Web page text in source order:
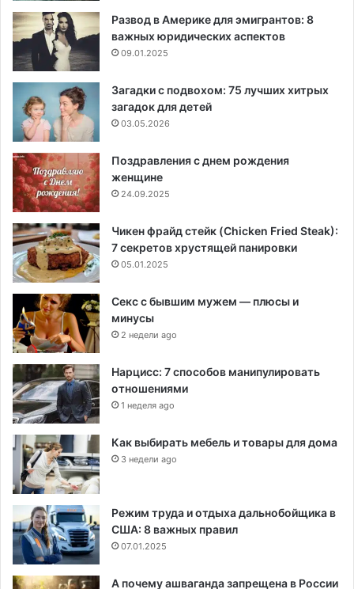
Развод в Америке для эмигрантов: 8
важных юридических аспектов
09.01.2025
Загадки с подвохом: 75 лучших хитрых
загадок для детей
03.05.2026
Поздравления с днем рождения
женщине
24.09.2025
Чикен фрайд стейк (Chicken Fried Steak):
7 секретов хрустящей панировки
05.01.2025
Секс с бывшим мужем — плюсы и
минусы
2 недели ago
Нарцисс: 7 способов манипулировать
отношениями
1 неделя ago
Как выбирать мебель и товары для дома
3 недели ago
Режим труда и отдыха дальнобойщика в
США: 8 важных правил
07.01.2025
А почему ашваганда запрещена в России